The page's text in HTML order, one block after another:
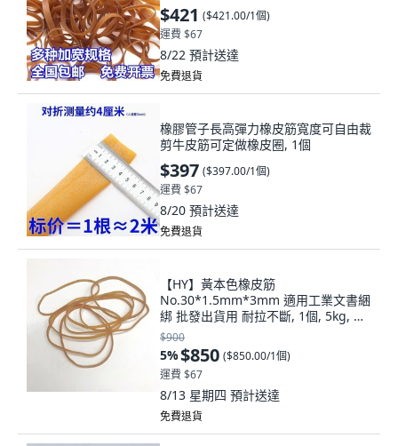
$421 ($421.00/1個)
運費 $67
8/22 預計送達
免費退貨
橡膠管子長高彈力橡皮筋寬度可自由裁
剪牛皮筋可定做橡皮圈, 1個
$397 ($397.00/1個)
運費 $67
8/20 預計送達
免費退貨
【HY】黃本色橡皮筋
No.30*1.5mm*3mm 適用工業文書綑
綁 批發出貨用 耐拉不斷, 1個, 5kg, 黃
本色
$900
5%$850 ($850.00/1個)
運費 $67
8/13 星期四 預計送達
免費退貨